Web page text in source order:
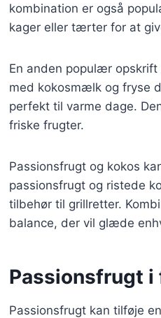
kombination er også
kager eller tærter for at
En anden populær
med kokosmælk og fryse
perfekt til varme dage.
friske frugter.
Passionsfrugt og kokos
passionsfrugt og ristede
tilbehør til grillretter.
balance, der vil glæde
Passionsfrugt i
Passionsfrugt kan tilføje